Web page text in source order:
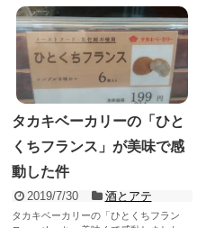
タカキベーカリーの「ひと
くちフランス」が美味で感
動した件
2019/7/30 酒とアテ
タカキベーカリーの「ひとくちフラン